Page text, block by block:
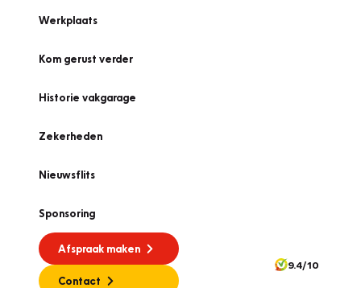
Werkplaats
Kom gerust verder
Historie vakgarage
Zekerheden
Nieuwsflits
Sponsoring
Afspraak maken
Contact
9.4/10